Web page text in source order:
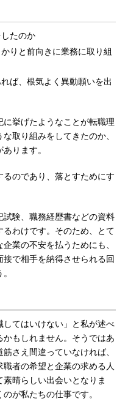
したのか
りと前向きに業務に取り組
ば、根気よく異動願いを出
挙げたようなことが転職理
取り組みをしてきたのか、
ります。
のであり、落とすためにす
験、職務経歴書などの資料
わけです。そのため、とて
業の不安を払うためにも、
で相手を納得させられる回
てはいけない」と私が述べ
もしれません。そうではあ
さえ間違っていなければ、
者の希望と企業の求める人
晴らしい出会いとなりま
が私たちの仕事です。